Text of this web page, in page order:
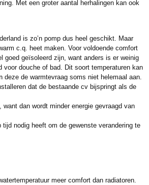
Met een groter aantal herhalingen kan ook
is zo’n pomp dus heel geschikt. Maar
c.q. heet maken. Voor voldoende comfort
goed geïsoleerd zijn, want anders is er weinig
douche of bad. Dit soort temperaturen kan
de warmtevraag soms niet helemaal aan.
dat de bestaande cv bijspringt als de
dan wordt minder energie gevraagd van
nodig heeft om de gewenste verandering te
meer comfort dan radiatoren.